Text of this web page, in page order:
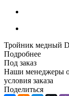
Тройник медный
Подробнее
Под заказ
Наши менеджеры
условия заказа
Поделиться